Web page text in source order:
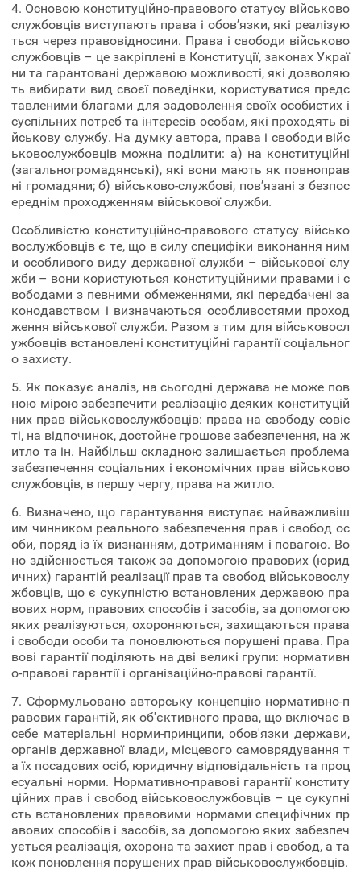
4. Основою конституційно-правового статусу військово
службовців виступають права і обов’язки, які реалізую
ться через правовідносини. Права і свободи військово
службовців – це закріплені в Конституції, законах Украї
ни та гарантовані державою можливості, які дозволяю
ть вибирати вид своєї поведінки, користуватися предс
тавленими благами для задоволення своїх особистих і
суспільних потреб та інтересів особам, які проходять ві
йськову службу. На думку автора, права і свободи війс
ьковослужбовців можна поділити: а) на конституційні
(загальногромадянські), які вони мають як повноправ
ні громадяни; б) військово-службові, пов’язані з безпос
ереднім проходженням військової служби.
Особливістю конституційно-правового статусу військо
вослужбовців є те, що в силу специфіки виконання ним
и особливого виду державної служби – військової слу
жби – вони користуються конституційними правами і с
вободами з певними обмеженнями, які передбачені за
конодавством і визначаються особливостями проход
ження військової служби. Разом з тим для військовосл
ужбовців встановлені конституційні гарантії соціальног
о захисту.
5. Як показує аналіз, на сьогодні держава не може пов
ною мірою забезпечити реалізацію деяких конституцій
них прав військовослужбовців: права на свободу совіс
ті, на відпочинок, достойне грошове забезпечення, на ж
итло та ін. Найбільш складною залишається проблема
забезпечення соціальних і економічних прав військово
службовців, в першу чергу, права на житло.
6. Визначено, що гарантування виступає найважливіш
им чинником реального забезпечення прав і свобод ос
оби, поряд із їх визнанням, дотриманням і повагою. Во
но здійснюється також за допомогою правових (юрид
ичних) гарантій реалізації прав та свобод військовослу
жбовців, що є сукупністю встановлених державою пра
вових норм, правових способів і засобів, за допомогою
яких реалізуються, охороняються, захищаються права
і свободи особи та поновлюються порушені права. Пра
вові гарантії поділяють на дві великі групи: нормативн
о-правові гарантії і організаційно-правові гарантії.
7. Сформульовано авторську концепцію нормативно-п
равових гарантій, як об'єктивного права, що включає в
себе матеріальні норми-принципи, обов'язки держави,
органів державної влади, місцевого самоврядування т
а їх посадових осіб, юридичну відповідальність та проц
есуальні норми. Нормативно-правові гарантії конститу
ційних прав і свобод військовослужбовців – це сукупні
сть встановлених правовими нормами специфічних пр
авових способів і засобів, за допомогою яких забезпеч
ується реалізація, охорона та захист прав і свобод, а та
кож поновлення порушених прав військовослужбовців.